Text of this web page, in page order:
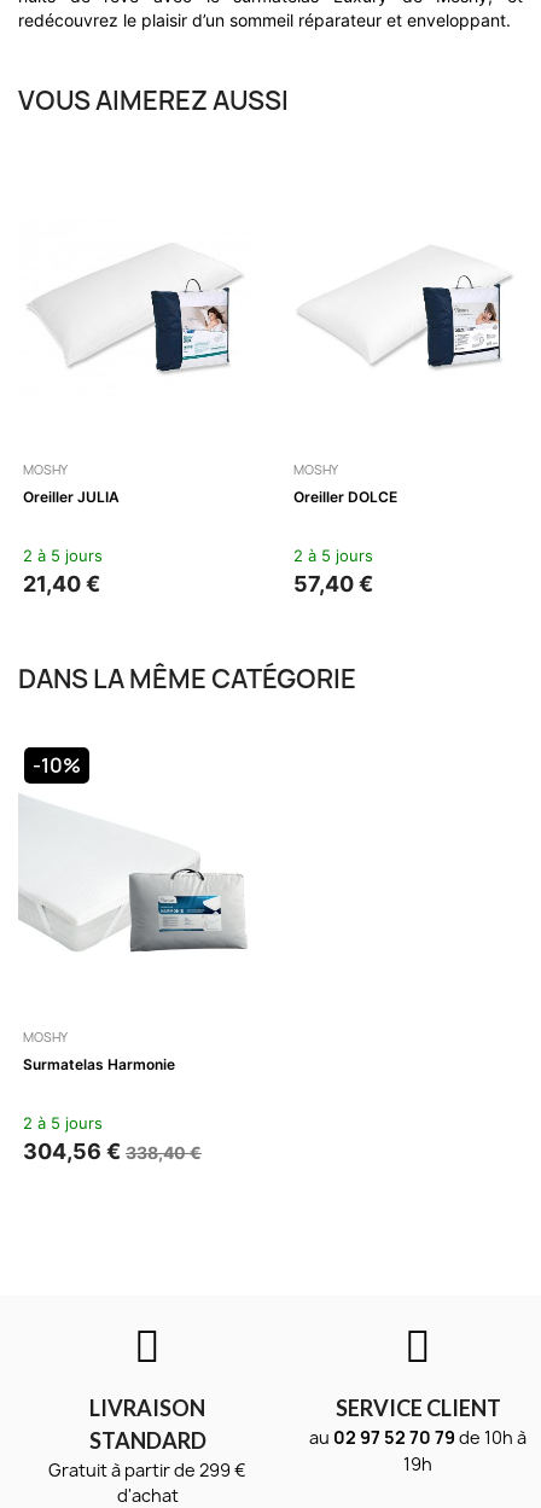
redécouvrez le plaisir d’un sommeil réparateur et enveloppant.
VOUS AIMEREZ AUSSI
MOSHY
Oreiller JULIA
2 à 5 jours
21,40 €
MOSHY
Oreiller DOLCE
2 à 5 jours
57,40 €
DANS LA MÊME CATÉGORIE
MOSHY
Surmatelas Harmonie
2 à 5 jours
304,56 € 338,40 €
-10%
LIVRAISON
STANDARD
Gratuit à partir de 299 €
d'achat
SERVICE CLIENT
au 02 97 52 70 79 de 10h à
19h